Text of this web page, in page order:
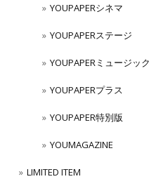
YOUPAPERシネマ
YOUPAPERステージ
YOUPAPERミュージック
YOUPAPERプラス
YOUPAPER特別版
YOUMAGAZINE
LIMITED ITEM